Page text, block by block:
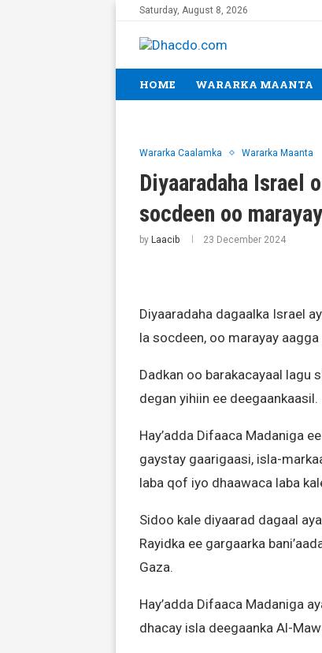
Saturday, August 8, 2026
HOME WARARKA MAANTA
Wararka Caalamka Wararka Maanta
Diyaaradaha Israel
socdeen oo
by Laacib 23 December 2024
Diyaaradaha dagaalka Israel
la socdeen, oo marayay
Dadkan oo barakacayaal lagu
degan yihiin ee deegaankaasil.
Hay’adda Difaaca Madaniga
gaystay gaarigaasi, isla-
laba qof iyo dhaawaca laba
Sidoo kale diyaarad dagaal
Rayidka ee gargaarka
Gaza.
Hay’adda Difaaca Madaniga
dhacay isla deegaanka Al-